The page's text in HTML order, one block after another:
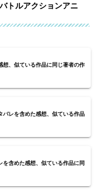
トルアクションアニ
想、似ている作品に同じ著者の作
バレを含めた感想、似ている作品
含めた感想、似ている作品に同